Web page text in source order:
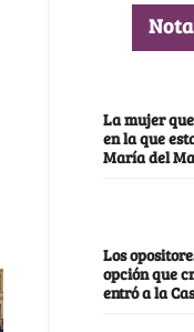
La mujer
en la que
María del
Los
opción que
entró a la